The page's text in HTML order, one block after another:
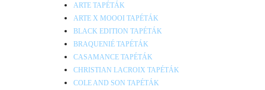
ARTE TAPÉTÁK
ARTE X MOOOI TAPÉTÁK
BLACK EDITION TAPÉTÁK
BRAQUENIÉ TAPÉTÁK
CASAMANCE TAPÉTÁK
CHRISTIAN LACROIX TAPÉTÁK
COLE AND SON TAPÉTÁK